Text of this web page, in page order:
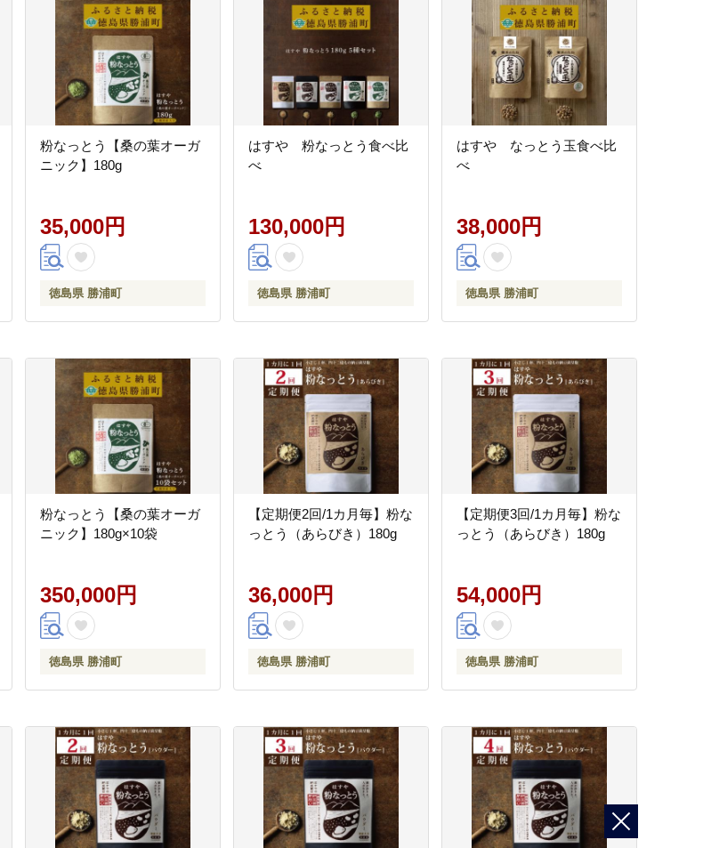
粉なっとう【桑の葉オーガ
ニック】180g
35,000円
徳島県 勝浦町
はすや 粉なっとう食べ比
べ
130,000円
徳島県 勝浦町
はすや なっとう玉食べ比
べ
38,000円
徳島県 勝浦町
粉なっとう【桑の葉オーガ
ニック】180g×10袋
350,000円
徳島県 勝浦町
【定期便2回/1カ月毎】粉な
っとう（あらびき）180g
36,000円
徳島県 勝浦町
【定期便3回/1カ月毎】粉な
っとう（あらびき）180g
54,000円
徳島県 勝浦町